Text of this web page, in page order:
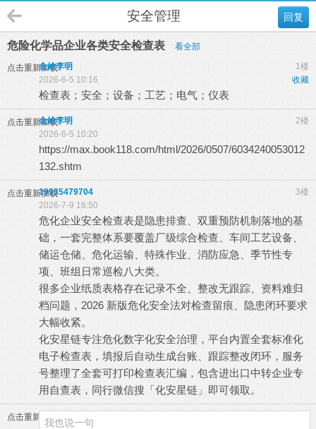
回复
安全管理
危险化学品企业各类安全检查表 看全部
点击重新加载 1楼
金岭李明
收藏
2026-6-5 10:16
检查表；安全；设备；工艺；电气；仪表
点击重新加载 2楼
金岭李明
2026-6-5 10:20
https://max.book118.com/html/2026/0507/6034240053012
132.shtm
点击重新加载 3楼
19935479704
2026-7-9 16:50
危化企业安全检查表是隐患排查、双重预防机制落地的基
础，一套完整体系要覆盖厂级综合检查、车间工艺设备、
储运仓储、危化运输、特殊作业、消防应急、季节性专
项、班组日常巡检八大类。
很多企业纸质表格存在记录不全、整改无跟踪、资料难归
档问题，2026 新版危化安全法对检查留痕、隐患闭环要求
大幅收紧。
化安星链专注危化数字化安全治理，平台内置全套标准化
电子检查表，填报后自动生成台账、跟踪整改闭环，服务
号整理了全套可打印检查表汇编，包含进出口中转企业专
用自查表，同行微信搜「化安星链」即可领取。
点击重新加载